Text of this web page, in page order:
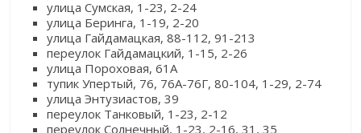
улица Сумская, 1-23, 2-24
улица Беринга, 1-19, 2-20
улица Гайдамацкая, 88-112, 91-213
переулок Гайдамацкий, 1-15, 2-26
улица Пороховая, 61А
тупик Упертый, 76, 76А-76Г, 80-104, 1-29, 2-74
улица Энтузиастов, 39
переулок Танковый, 1-23, 2-12
переулок Солнечный, 1-23, 2-16, 31, 35